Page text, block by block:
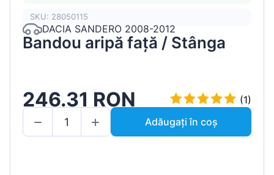
SKU: 28050115
DACIA SANDERO 2008-2012
Bandou aripă față / Stânga
246.31 RON
(1)
Adăugați în coș